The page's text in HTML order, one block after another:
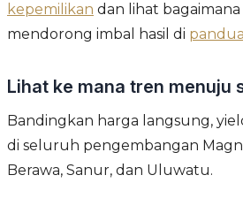
kepemilikan dan lihat
mendorong imbal hasil di
Lihat ke mana tren menuju
Bandingkan harga langsung,
di seluruh pengembangan
Berawa, Sanur, dan Uluwatu.